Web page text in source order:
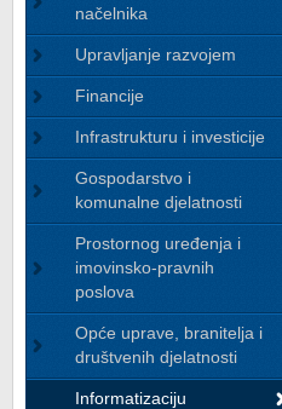
načelnika
Upravljanje razvojem
Financije
Infrastrukturu i investicije
Gospodarstvo i
komunalne djelatnosti
Prostornog uređenja i
imovinsko-pravnih
poslova
Opće uprave, branitelja i
društvenih djelatnosti
Informatizaciju